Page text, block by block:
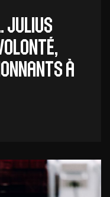
JULIUS
À